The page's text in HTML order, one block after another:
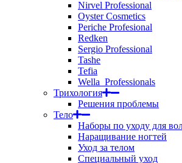
Nirvel Professional
Oyster Cosmetics
Periche Profesional
Redken
Sergio Professional
Tashe
Tefia
Wella_Professionals
Трихология
Решения проблемы
Тело
Наборы по уходу для
Наращивание ногтей
Уход за телом
Специальный уход